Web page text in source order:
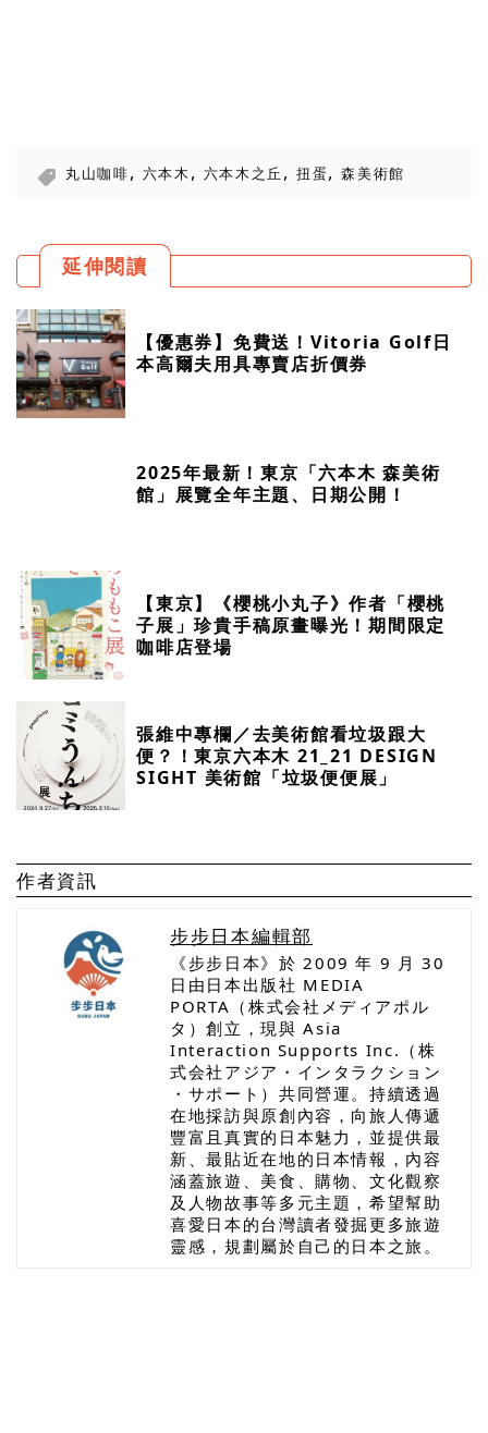
丸山咖啡, 六本木 , 六本木之丘 , 扭蛋, 森美術館
延伸閱讀
【優惠券】免費送！Vitoria Golf日
本高爾夫用具專賣店折價券
2025年最新！東京「六本木 森美術
館」展覽全年主題、日期公開！
【東京】《櫻桃小丸子》作者「櫻桃
子展」珍貴手稿原畫曝光！期間限定
咖啡店登場
張維中專欄／去美術館看垃圾跟大
便？！東京六本木 21_21 DESIGN
SIGHT 美術館「垃圾便便展」
作者資訊
步步日本編輯部
《步步日本》於 2009 年 9 月 30
日由日本出版社 MEDIA
PORTA（株式会社メディアポル
タ）創立，現與 Asia
Interaction Supports Inc.（株
式会社アジア・インタラクション
・サポート）共同營運。持續透過
在地採訪與原創內容，向旅人傳遞
豐富且真實的日本魅力，並提供最
新、最貼近在地的日本情報，內容
涵蓋旅遊、美食、購物、文化觀察
及人物故事等多元主題，希望幫助
喜愛日本的台灣讀者發掘更多旅遊
靈感，規劃屬於自己的日本之旅。